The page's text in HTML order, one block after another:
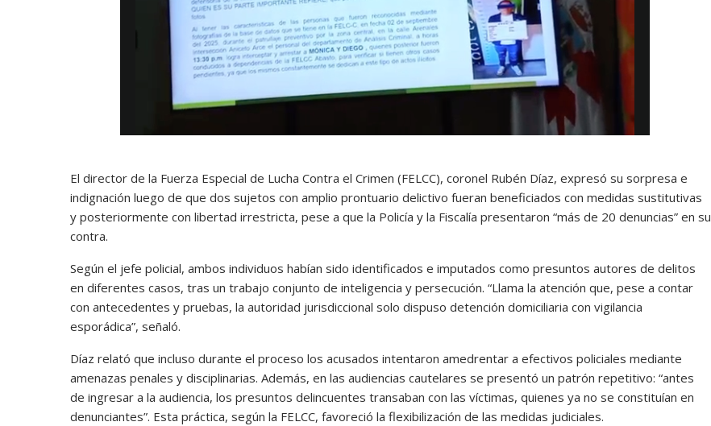
El director de la Fuerza Especial de Lucha Contra el Crimen (FELCC), coronel Rubén Díaz, expresó su sorpresa e
indignación luego de que dos sujetos con amplio prontuario delictivo fueran beneficiados con medidas sustitutivas
y posteriormente con libertad irrestricta, pese a que la Policía y la Fiscalía presentaron “más de 20 denuncias” en su
contra.
Según el jefe policial, ambos individuos habían sido identificados e imputados como presuntos autores de delitos
en diferentes casos, tras un trabajo conjunto de inteligencia y persecución. “Llama la atención que, pese a contar
con antecedentes y pruebas, la autoridad jurisdiccional solo dispuso detención domiciliaria con vigilancia
esporádica”, señaló.
Díaz relató que incluso durante el proceso los acusados intentaron amedrentar a efectivos policiales mediante
amenazas penales y disciplinarias. Además, en las audiencias cautelares se presentó un patrón repetitivo: “antes
de ingresar a la audiencia, los presuntos delincuentes transaban con las víctimas, quienes ya no se constituían en
denunciantes”. Esta práctica, según la FELCC, favoreció la flexibilización de las medidas judiciales.